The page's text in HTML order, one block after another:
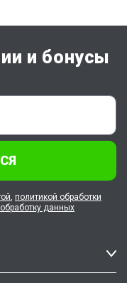
и бонусы
, политикой обработки
данных